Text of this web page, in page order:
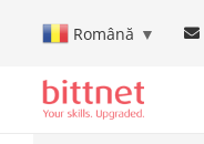
Română ▼